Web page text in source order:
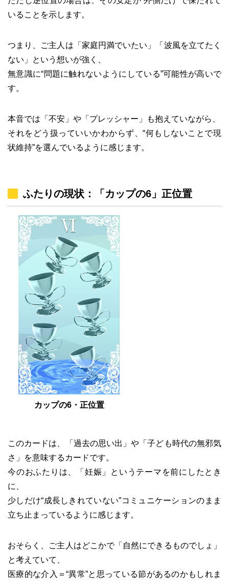
いることを示します。
つまり、ご主人は「家庭円満でいたい」「波風を立てたく
ない」という想いが強く、
無意識に“問題に触れないようにしている”可能性が高いで
す。
本音では「不安」や「プレッシャー」も抱えていながら、
それをどう扱っていいかわからず、“何もしないことで現
状維持”を選んでいるように感じます。
ふたりの現状：「カップの6」正位置
カップの6・正位置
このカードは、「過去の思い出」や「子ども時代の無邪気
さ」を意味するカードです。
今のおふたりは、「妊娠」というテーマを前にしたとき
に、
少しだけ“成長しきれていない”コミュニケーションのまま
立ち止まっているように感じます。
おそらく、ご主人はどこかで「自然にできるものでしょ」
と考えていて、
医療的な介入＝“異常”と思っている節があるのかもしれま